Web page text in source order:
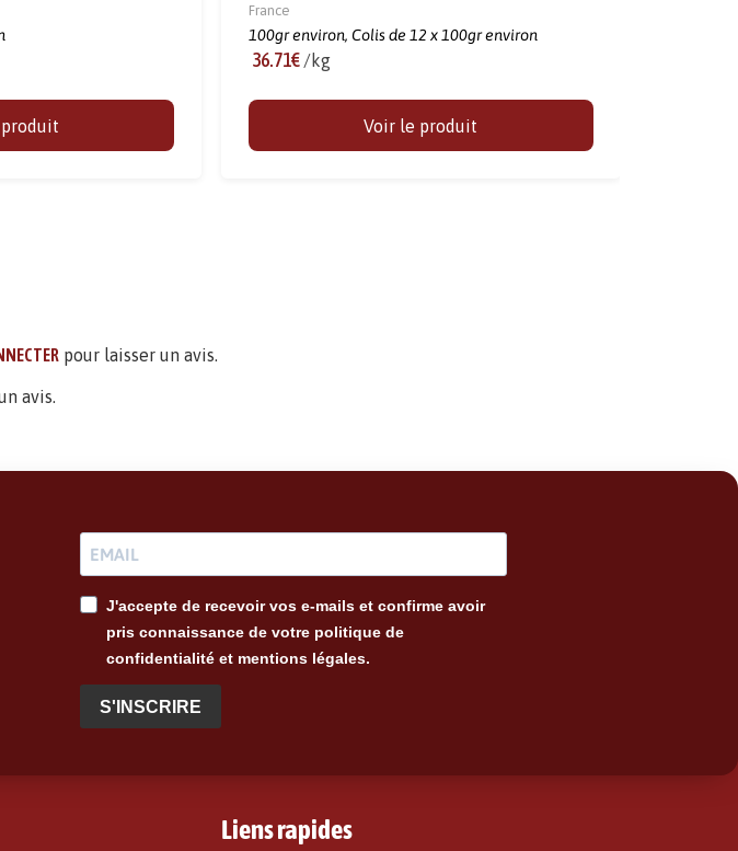
France
100gr environ, Colis de 12 x 100gr environ
36.71€ /kg
Voir le produit
pour laisser un avis.
avis.
J'accepte de recevoir vos e-mails et confirme avoir
pris connaissance de votre politique de
confidentialité et mentions légales.
S'INSCRIRE
Liens rapides